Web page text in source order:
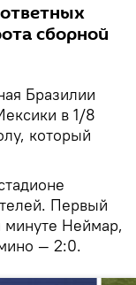
сборной
Бразилии
в 1/8
который
Первый
минуте Неймар,
— 2:0.